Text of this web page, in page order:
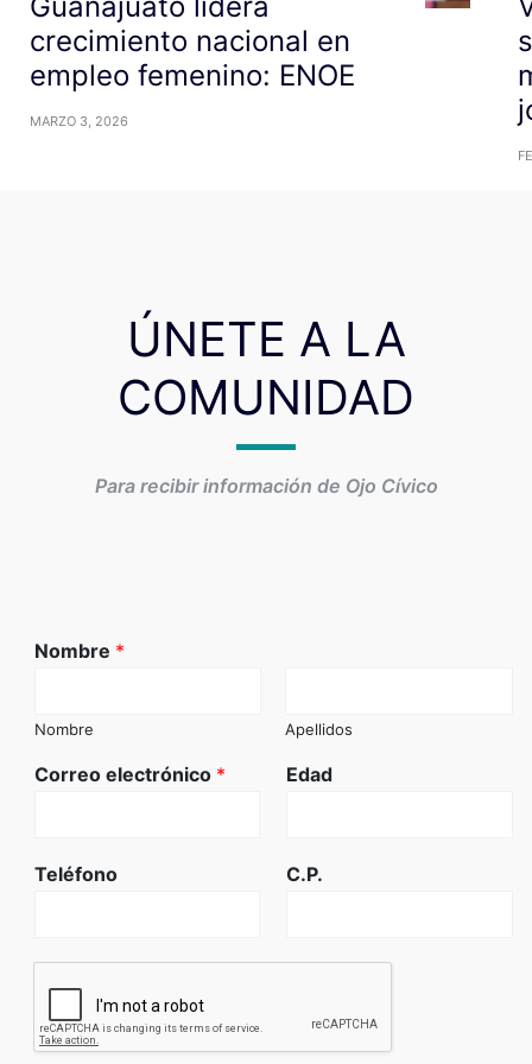
crecimiento nacional en
empleo femenino: ENOE
MARZO 3, 2026
ÚNETE A LA
COMUNIDAD
Para recibir información de Ojo Cívico
Nombre *
Nombre Apellidos
Correo electrónico * Edad
Teléfono C.P.